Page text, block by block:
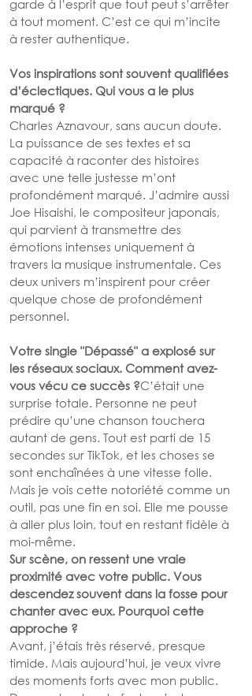
garde à l’esprit que tout peut s’arrêter
à tout moment. C’est ce qui m’incite
à rester authentique.
Vos inspirations sont souvent qualifiées
d’éclectiques. Qui vous a le plus
marqué ?
Charles Aznavour, sans aucun doute.
La puissance de ses textes et sa
capacité à raconter des histoires
avec une telle justesse m’ont
profondément marqué. J’admire aussi
Joe Hisaishi, le compositeur japonais,
qui parvient à transmettre des
émotions intenses uniquement à
travers la musique instrumentale. Ces
deux univers m’inspirent pour créer
quelque chose de profondément
personnel.
Votre single "Dépassé" a explosé sur
les réseaux sociaux. Comment avez-
vous vécu ce succès ?C’était une
surprise totale. Personne ne peut
prédire qu’une chanson touchera
autant de gens. Tout est parti de 15
secondes sur TikTok, et les choses se
sont enchaînées à une vitesse folle.
Mais je vois cette notoriété comme un
outil, pas une fin en soi. Elle me pousse
à aller plus loin, tout en restant fidèle à
moi-même.
Sur scène, on ressent une vraie
proximité avec votre public. Vous
descendez souvent dans la fosse pour
chanter avec eux. Pourquoi cette
approche ?
Avant, j’étais très réservé, presque
timide. Mais aujourd’hui, je veux vivre
des moments forts avec mon public.